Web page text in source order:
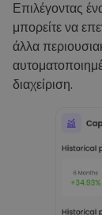
Επιλέγοντας
μπορείτε να
άλλα
διαχείριση.